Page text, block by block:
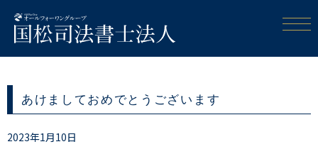
あけましておめでとうございます
2023年1月10日